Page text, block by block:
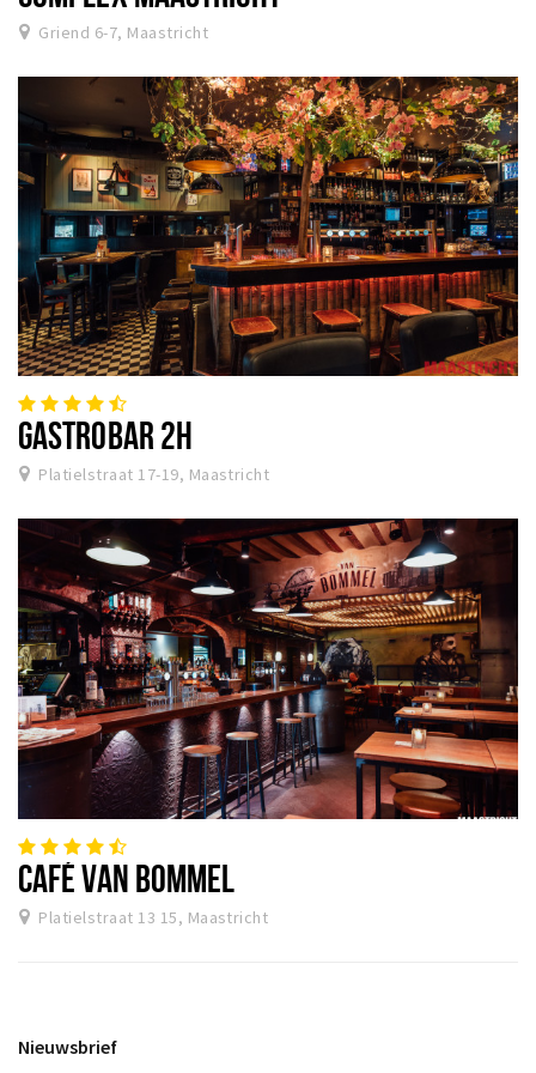
Griend 6-7, Maastricht
GASTROBAR 2H
Platielstraat 17-19, Maastricht
CAFÉ VAN BOMMEL
Platielstraat 13 15, Maastricht
Nieuwsbrief